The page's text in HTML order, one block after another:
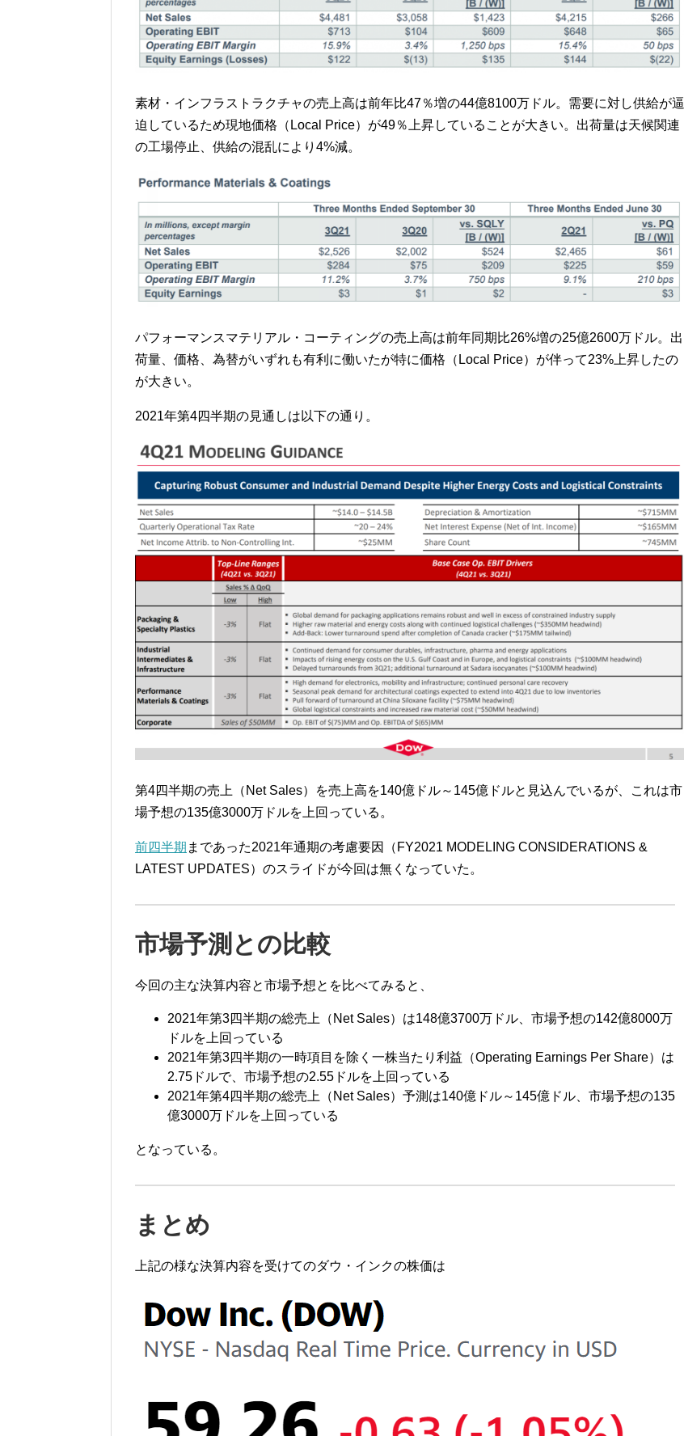
素材・インフラストラクチャの売上高は前年比47％増の44億8100万ドル。需要に対し供給が逼
迫しているため現地価格（Local Price）が49％上昇していることが大きい。出荷量は天候関連
の工場停止、供給の混乱により4%減。
パフォーマンスマテリアル・コーティングの売上高は前年同期比26%増の25億2600万ドル。出
荷量、価格、為替がいずれも有利に働いたが特に価格（Local Price）が伴って23%上昇したの
が大きい。
2021年第4四半期の見通しは以下の通り。
第4四半期の売上（Net Sales）を売上高を140億ドル～145億ドルと見込んでいるが、これは市
場予想の135億3000万ドルを上回っている。
前四半期 まであった2021年通期の考慮要因（FY2021 MODELING CONSIDERATIONS &
LATEST UPDATES）のスライドが今回は無くなっていた。
市場予測との比較
今回の主な決算内容と市場予想とを比べてみると、
2021年第3四半期の総売上（Net Sales）は148億3700万ドル、市場予想の142億8000万
ドルを上回っている
2021年第3四半期の一時項目を除く一株当たり利益（Operating Earnings Per Share）は
2.75ドルで、市場予想の2.55ドルを上回っている
2021年第4四半期の総売上（Net Sales）予測は140億ドル～145億ドル、市場予想の135
億3000万ドルを上回っている
となっている。
まとめ
上記の様な決算内容を受けてのダウ・インクの株価は